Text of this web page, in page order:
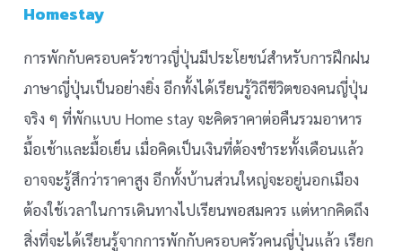
Homestay
การพักกับครอบครัวชาวญี่ปุ่นมีประโยชน์สำหรับการฝึกฝน
ภาษาญี่ปุ่นเป็นอย่างยิ่ง อีกทั้งได้เรียนรู้วิถีชีวิตของคนญี่ปุ่น
จริง ๆ ที่พักแบบ Home stay จะคิดราคาต่อคืนรวมอาหาร
มื้อเช้าและมื้อเย็น เมื่อคิดเป็นเงินที่ต้องชำระทั้งเดือนแล้ว
อาจจะรู้สึกว่าราคาสูง อีกทั้งบ้านส่วนใหญ่จะอยู่นอกเมือง
ต้องใช้เวลาในการเดินทางไปเรียนพอสมควร แต่หากคิดถึง
สิ่งที่จะได้เรียนรู้จากการพักกับครอบครัวคนญี่ปุ่นแล้ว เรียก